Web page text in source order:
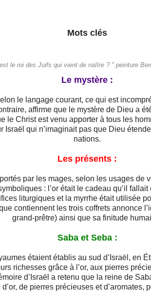
Mots clés
le roi des Juifs qui vient de naître ? " peinture
Le mystère :
le langage courant, ce qui est
affirme que le mystère de Dieu a
le Christ est venu apporter à tous les
Israël qui n’imaginait pas que Dieu
nations.
Les présents :
par les mages, selon les usages de
: l’or était le cadeau qu’il
liturgiques et la myrrhe était utilisée
contiennent les trois coffrets annonce
grand-prêtre) ainsi que sa finitude
Saba et Seba :
étaient établis au sud d’Israël, en
richesses grâce à l’or, aux pierres
d’Israël a retenu que la reine de
de pierres précieuses et d’aromates,